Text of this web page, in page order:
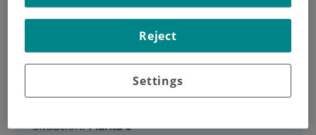
INICIO|CARTERA DE SERVICIOS|URGENCIAS
INSTALACIONES, TÉCNICAS Y PROCEDIMIENTOS
Urgencias
Situación:Planta 0
Settings
Reject